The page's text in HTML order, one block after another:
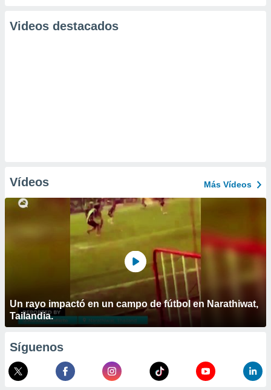
Videos destacados
Vídeos Más Vídeos
Un rayo impactó en un campo de fútbol en Narathiwat,
Tailandia.
Síguenos